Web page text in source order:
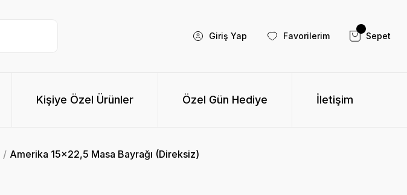
Giriş Yap Favorilerim Sepet
Kişiye Özel Ürünler Özel Gün Hediye İletişim
Amerika 15x22,5 Masa Bayrağı (Direksiz)